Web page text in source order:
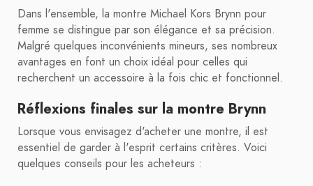
Dans l'ensemble, la montre Michael Kors Brynn pour
femme se distingue par son élégance et sa précision.
Malgré quelques inconvénients mineurs, ses nombreux
avantages en font un choix idéal pour celles qui
recherchent un accessoire à la fois chic et fonctionnel.
Réflexions finales sur la montre Brynn
Lorsque vous envisagez d'acheter une montre, il est
essentiel de garder à l'esprit certains critères. Voici
quelques conseils pour les acheteurs :